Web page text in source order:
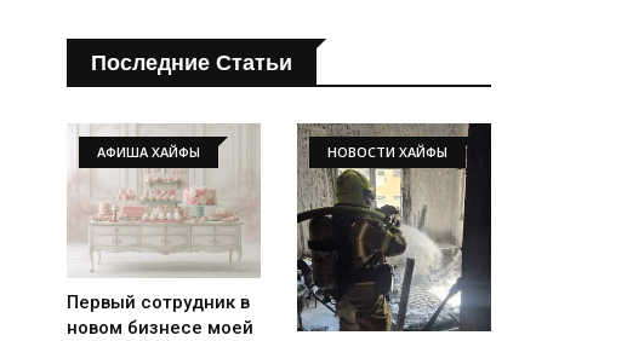
Последние Статьи
АФИША ХАЙФЫ
Первый сотрудник в
новом бизнесе моей
НОВОСТИ ХАЙФЫ